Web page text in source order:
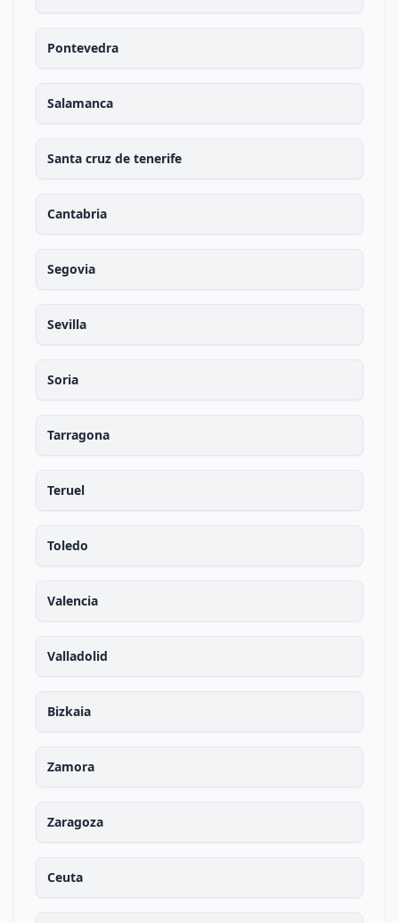
Pontevedra
Salamanca
Santa cruz de tenerife
Cantabria
Segovia
Sevilla
Soria
Tarragona
Teruel
Toledo
Valencia
Valladolid
Bizkaia
Zamora
Zaragoza
Ceuta